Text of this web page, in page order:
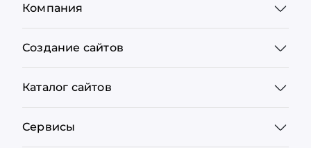
Компания
Создание сайтов
Каталог сайтов
Сервисы